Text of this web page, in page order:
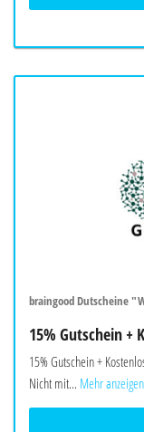
braingood Dutscheine
15% Gutschein +
15% Gutschein +
Nicht mit... Mehr anzeigen